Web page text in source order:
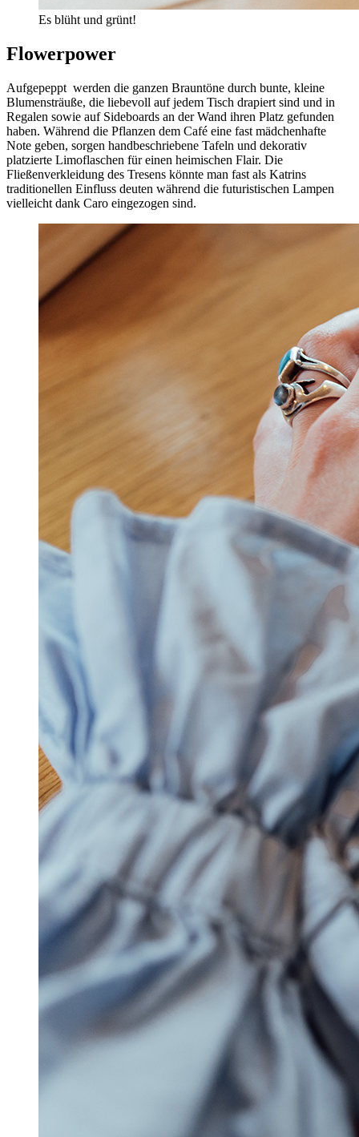
Es blüht und grünt!
Flowerpower
Aufgepeppt werden die ganzen Brauntöne durch bunte, kleine
Blumensträuße, die liebevoll auf jedem Tisch drapiert sind und in
Regalen sowie auf Sideboards an der Wand ihren Platz gefunden
haben. Während die Pflanzen dem Café eine fast mädchenhafte
Note geben, sorgen handbeschriebene Tafeln und dekorativ
platzierte Limoflaschen für einen heimischen Flair. Die
Fließenverkleidung des Tresens könnte man fast als Katrins
traditionellen Einfluss deuten während die futuristischen Lampen
vielleicht dank Caro eingezogen sind.